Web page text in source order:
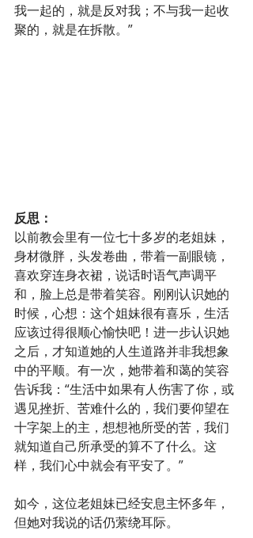
我一起的，就是反对我；不与我一起收
聚的，就是在拆散。”
反思：
以前教会里有一位七十多岁的老姐妹，
身材微胖，头发卷曲，带着一副眼镜，
喜欢穿连身衣裙，说话时语气声调平
和，脸上总是带着笑容。刚刚认识她的
时候，心想：这个姐妹很有喜乐，生活
应该过得很顺心愉快吧！进一步认识她
之后，才知道她的人生道路并非我想象
中的平顺。有一次，她带着和蔼的笑容
告诉我：“生活中如果有人伤害了你，或
遇见挫折、苦难什么的，我们要仰望在
十字架上的主，想想祂所受的苦，我们
就知道自己所承受的算不了什么。这
样，我们心中就会有平安了。”
如今，这位老姐妹已经安息主怀多年，
但她对我说的话仍萦绕耳际。